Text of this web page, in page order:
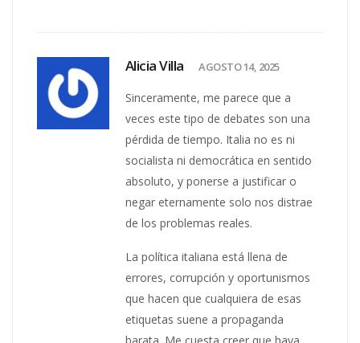
Alicia Villa AGOSTO 14, 2025
Sinceramente, me parece que a
veces este tipo de debates son una
pérdida de tiempo. Italia no es ni
socialista ni democrática en sentido
absoluto, y ponerse a justificar o
negar eternamente solo nos distrae
de los problemas reales.
La política italiana está llena de
errores, corrupción y oportunismos
que hacen que cualquiera de esas
etiquetas suene a propaganda